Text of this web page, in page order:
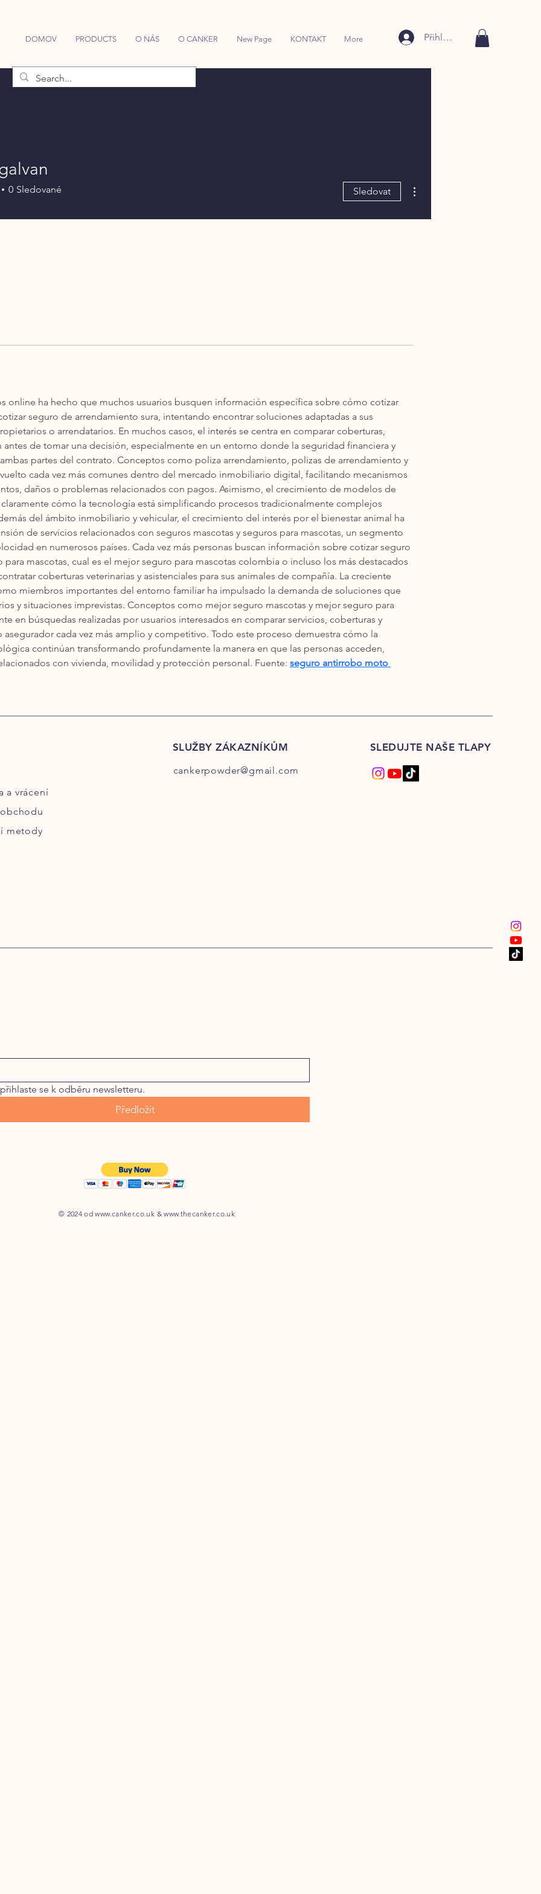
DOMOV PRODUCTS O NÁS O CANKER New Page KONTAKT More Přihlásit se
online ha hecho que muchos usuarios busquen información específica sobre cómo cotizar
seguro de arrendamiento sura, intentando encontrar soluciones adaptadas a sus
o arrendatarios. En muchos casos, el interés se centra en comparar coberturas,
de tomar una decisión, especialmente en un entorno donde la seguridad financiera y
partes del contrato. Conceptos como poliza arrendamiento, polizas de arrendamiento y
cada vez más comunes dentro del mercado inmobiliario digital, facilitando mecanismos
daños o problemas relacionados con pagos. Asimismo, el crecimiento de modelos de
cómo la tecnología está simplificando procesos tradicionalmente complejos
del ámbito inmobiliario y vehicular, el crecimiento del interés por el bienestar animal ha
de servicios relacionados con seguros mascotas y seguros para mascotas, un segmento
en numerosos países. Cada vez más personas buscan información sobre cotizar seguro
para mascotas, cual es el mejor seguro para mascotas colombia o incluso los más destacados
coberturas veterinarias y asistenciales para sus animales de compañía. La creciente
miembros importantes del entorno familiar ha impulsado la demanda de soluciones que
y situaciones imprevistas. Conceptos como mejor seguro mascotas y mejor seguro para
en búsquedas realizadas por usuarios interesados en comparar servicios, coberturas y
cada vez más amplio y competitivo. Todo este proceso demuestra cómo la
continúan transformando profundamente la manera en que las personas acceden,
con vivienda, movilidad y protección personal. Fuente: seguro antirrobo moto
0 Sledované Sledovat
a vrácení
metody
SLUŽBY ZÁKAZNÍKŮM
cankerpowder@gmail.com
SLEDUJTE NAŠE TLAPY
se k odběru newsletteru.
Předložit
© 2024 odwww.canker.co.uk &www.thecanker.co.uk